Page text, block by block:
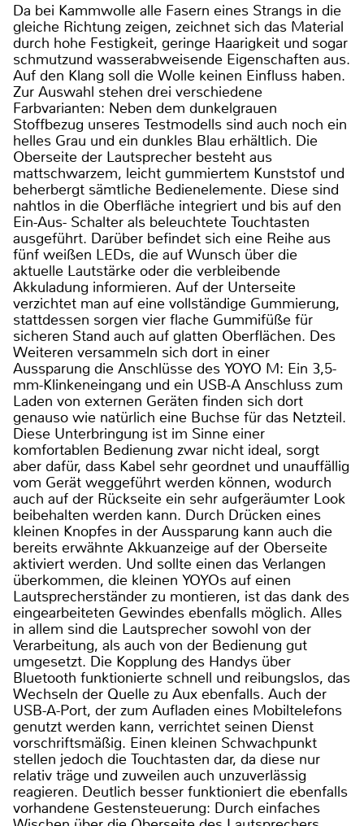
Da bei Kammwolle alle Fasern eines Strangs in die
gleiche Richtung zeigen, zeichnet sich das Material
durch hohe Festigkeit, geringe Haarigkeit und sogar
schmutzund wasserabweisende Eigenschaften aus.
Auf den Klang soll die Wolle keinen Einfluss haben.
Zur Auswahl stehen drei verschiedene
Farbvarianten: Neben dem dunkelgrauen
Stoffbezug unseres Testmodells sind auch noch ein
helles Grau und ein dunkles Blau erhältlich. Die
Oberseite der Lautsprecher besteht aus
mattschwarzem, leicht gummiertem Kunststof und
beherbergt sämtliche Bedienelemente. Diese sind
nahtlos in die Oberfläche integriert und bis auf den
Ein-Aus- Schalter als beleuchtete Touchtasten
ausgeführt. Darüber befindet sich eine Reihe aus
fünf weißen LEDs, die auf Wunsch über die
aktuelle Lautstärke oder die verbleibende
Akkuladung informieren. Auf der Unterseite
verzichtet man auf eine vollständige Gummierung,
stattdessen sorgen vier flache Gummifüße für
sicheren Stand auch auf glatten Oberflächen. Des
Weiteren versammeln sich dort in einer
Aussparung die Anschlüsse des YOYO M: Ein 3,5-
mm-Klinkeneingang und ein USB-A Anschluss zum
Laden von externen Geräten finden sich dort
genauso wie natürlich eine Buchse für das Netzteil.
Diese Unterbringung ist im Sinne einer
komfortablen Bedienung zwar nicht ideal, sorgt
aber dafür, dass Kabel sehr geordnet und unauffällig
vom Gerät weggeführt werden können, wodurch
auch auf der Rückseite ein sehr aufgeräumter Look
beibehalten werden kann. Durch Drücken eines
kleinen Knopfes in der Aussparung kann auch die
bereits erwähnte Akkuanzeige auf der Oberseite
aktiviert werden. Und sollte einen das Verlangen
überkommen, die kleinen YOYOs auf einen
Lautsprecherständer zu montieren, ist das dank des
eingearbeiteten Gewindes ebenfalls möglich. Alles
in allem sind die Lautsprecher sowohl von der
Verarbeitung, als auch von der Bedienung gut
umgesetzt. Die Kopplung des Handys über
Bluetooth funktionierte schnell und reibungslos, das
Wechseln der Quelle zu Aux ebenfalls. Auch der
USB-A-Port, der zum Aufladen eines Mobiltelefons
genutzt werden kann, verrichtet seinen Dienst
vorschriftsmäßig. Einen kleinen Schwachpunkt
stellen jedoch die Touchtasten dar, da diese nur
relativ träge und zuweilen auch unzuverlässig
reagieren. Deutlich besser funktioniert die ebenfalls
vorhandene Gestensteuerung: Durch einfaches